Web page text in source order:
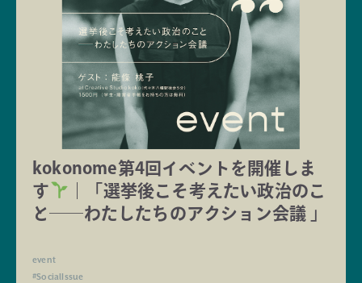
kokonome第4回イベントを開催しま
す
｜「選挙後こそ考えたい政治のこ
と──わたしたちのアクション会議 」
event
#SocialIssue